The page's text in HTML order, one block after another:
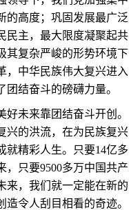
的高度；巩固发展最广泛
民主，最大限度凝聚起共
其复杂严峻的形势环境下
，中华民族伟大复兴进入
结奋斗的磅礴力量。
未来靠团结奋斗开创。
兴的洪流，在为民族复兴
就精彩人生。只要14亿多
，只要9500多万中国共产
来，我们就一定能在新的
令人刮目相看的奇迹。